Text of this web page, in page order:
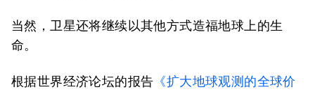
当然，卫星还将继续以其他方式造福地球上的生
命。
根据世界经济论坛的报告 《扩大地球观测的全球价